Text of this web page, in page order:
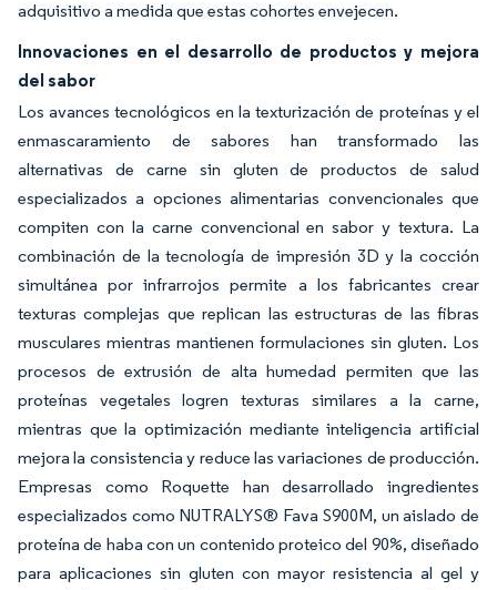
adquisitivo a medida que estas cohortes envejecen.
Innovaciones en el desarrollo de productos y mejora
del sabor
Los avances tecnológicos en la texturización de proteínas y el
enmascaramiento de sabores han transformado las
alternativas de carne sin gluten de productos de salud
especializados a opciones alimentarias convencionales que
compiten con la carne convencional en sabor y textura. La
combinación de la tecnología de impresión 3D y la cocción
simultánea por infrarrojos permite a los fabricantes crear
texturas complejas que replican las estructuras de las fibras
musculares mientras mantienen formulaciones sin gluten. Los
procesos de extrusión de alta humedad permiten que las
proteínas vegetales logren texturas similares a la carne,
mientras que la optimización mediante inteligencia artificial
mejora la consistencia y reduce las variaciones de producción.
Empresas como Roquette han desarrollado ingredientes
especializados como NUTRALYS® Fava S900M, un aislado de
proteína de haba con un contenido proteico del 90%, diseñado
para aplicaciones sin gluten con mayor resistencia al gel y